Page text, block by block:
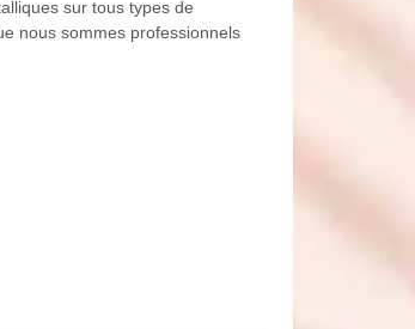
sur tous types de
nous sommes professionnels